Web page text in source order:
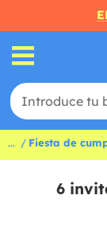
... Fiesta de
6